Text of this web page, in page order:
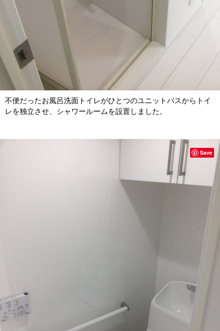
不便だったお風呂洗面トイレがひとつのユニットバスからトイ
レを独立させ、シャワールームを設置しました。
Save